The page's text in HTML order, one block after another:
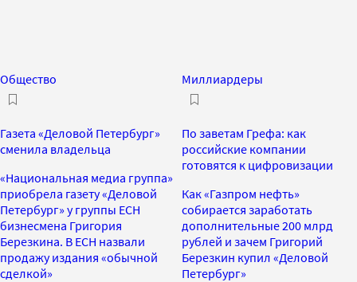
Общество
Газета «Деловой Петербург»
сменила владельца
«Национальная медиа группа»
приобрела газету «Деловой
Петербург» у группы ЕСН
бизнесмена Григория
Березкина. В ЕСН назвали
продажу издания «обычной
сделкой»
Миллиардеры
По заветам Грефа: как
российские компании
готовятся к цифровизации
Как «Газпром нефть»
собирается заработать
дополнительные 200 млрд
рублей и зачем Григорий
Березкин купил «Деловой
Петербург»